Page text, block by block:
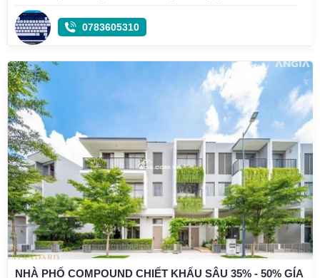
0783605310
NHÀ PHỐ COMPOUND CHIẾT KHẤU SÂU 35% - 50% GÍA